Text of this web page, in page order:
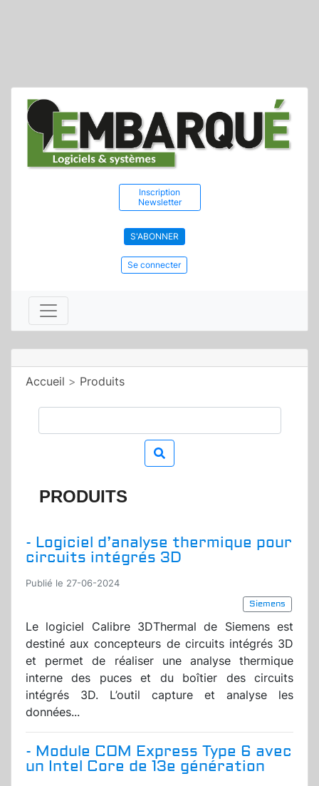
Inscription
Newsletter
S'ABONNER
Se connecter
Accueil > Produits
PRODUITS
- Logiciel d’analyse thermique pour
circuits intégrés 3D
Publié le 27-06-2024
Siemens
Le logiciel Calibre 3DThermal de Siemens est
destiné aux concepteurs de circuits intégrés 3D
et permet de réaliser une analyse thermique
interne des puces et du boîtier des circuits
intégrés 3D. L’outil capture et analyse les
données...
- Module COM Express Type 6 avec
un Intel Core de 13e génération